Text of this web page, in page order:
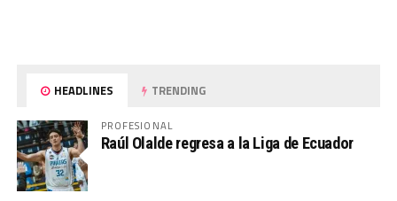
HEADLINES TRENDING
PROFESIONAL
Raúl Olalde regresa a la Liga de Ecuador